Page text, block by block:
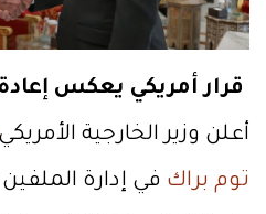
قرار أمريكي يعكس
أعلن وزير الخارجية الأمريكي
توم براك في إدارة